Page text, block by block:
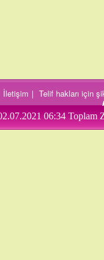
İletişim | Telif hakları için
06:34 Toplam